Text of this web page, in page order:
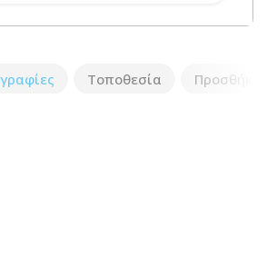
Τοποθεσία Προσθήκη